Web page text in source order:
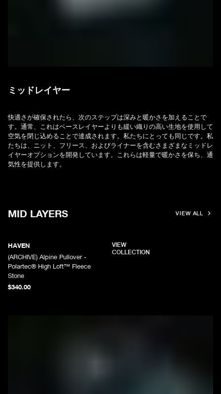
ミッドレイヤー
快適さが確保されたら、次のステップは深みと暖かさを加えることで
す。通常、これはベースレイヤーよりも緩い織りの高い生地を使用して
空気を閉じ込めることで達成されます。私たちにとっても同じです。私
たちは、ニット、フリース、およびライナーを含むさまざまなミッドレ
イヤーオプションを開発しています。これらは軽量で暖かさを保ち、通
気性を提供します。
MID LAYERS VIEW ALL
HAVEN
(ARCHIVE) Alpine Pullover -
Polartec® High Loft™ Fleece
Stone
$340.00
VIEW
COLLECTION